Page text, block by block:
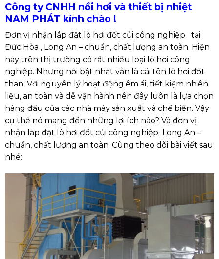
Công ty CNHH nồi hơi và thiết bị nhiệt
NAM PHÁT kính chào !
Đơn vị nhận lắp đặt lò hơi đốt củi công nghiệp tại
Đức Hòa , Long An – chuẩn, chất lượng an toàn. Hiện
nay trên thị trường có rất nhiều loại lò hơi công
nghiệp. Nhưng nổi bật nhất vẫn là cái tên lò hơi đốt
than. Với nguyên lý hoạt động êm ái, tiết kiệm nhiên
liệu, an toàn và dễ vận hành nên đây luôn là lựa chọn
hàng đầu của các nhà máy sản xuất và chế biến. Vậy
cụ thể nó mang đến những lợi ích nào? Và đơn vị
nhận lắp đặt lò hơi đốt củi công nghiệp Long An –
chuẩn, chất lượng an toàn. Cùng theo dõi bài viết sau
nhé: